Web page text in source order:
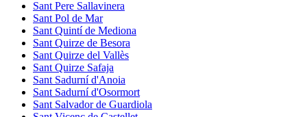
Sant Pere Sallavinera
Sant Pol de Mar
Sant Quintí de Mediona
Sant Quirze de Besora
Sant Quirze del Vallès
Sant Quirze Safaja
Sant Sadurní d'Anoia
Sant Sadurní d'Osormort
Sant Salvador de Guardiola